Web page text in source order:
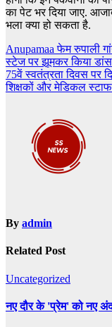
का पेट भर दिया जाए.
भला क्या हो सकता है.
Post
navigation
Anupamaa फेम रुपाली
स्टेज पर झूमकर किया डांस
75वें स्वतंत्रता दिवस पर
शिक्षकों और मेडिकल स्टाफ
By admin
Related Post
Uncategorized
नए दौर के 'प्रेम' को नए